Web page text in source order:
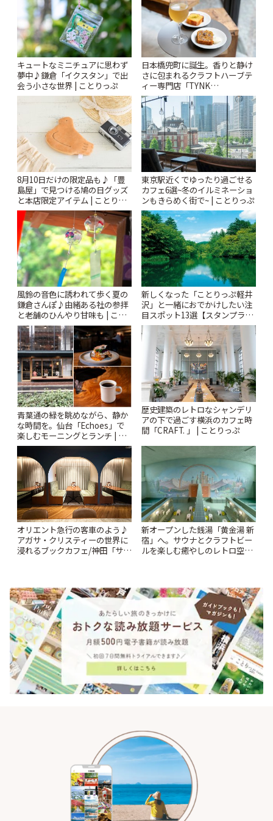
キュートなミニチュアに思わず
夢中♪鎌倉「イクスタン」で出
会う小さな世界 | ことりっぷ
日本橋兜町に誕生。香りと静け
さに包まれるクラフトハーブテ
ィー専門店「TYNK
Kabutocho」 | ことりっぷ
8月10日だけの限定品も♪「豊
島屋」で見つける鳩の日グッズ
と本店限定アイテム | ことりっ
ぷ
東京駅近くでゆったり過ごせる
カフェ6選~冬のイルミネーショ
ンもきらめく街で~ | ことりっぷ
風鈴の音色に誘われて歩く夏の
鎌倉さんぽ♪由緒ある社の参拝
と老舗のひんやり甘味も | こと
りっぷ
新しくなった「ことりっぷ軽井
沢」と一緒におでかけしたい注
目スポット13選【スタンプラリ
ー開催中】 | ことりっぷ
青葉通の緑を眺めながら、静か
な時間を。仙台「Echoes」で
楽しむモーニングとランチ | こ
とりっぷ
歴史建築のレトロなシャンデリ
アの下で過ごす横浜のカフェ時
間「CRAFT. 」 | ことりっぷ
オリエント急行の客車のよう♪
アガサ・クリスティーの世界に
浸れるブックカフェ/神田「サロ
新オープンした銭湯「黄金湯 新
宿」へ。サウナとクラフトビー
ルを楽しむ癒やしのレトロ空間